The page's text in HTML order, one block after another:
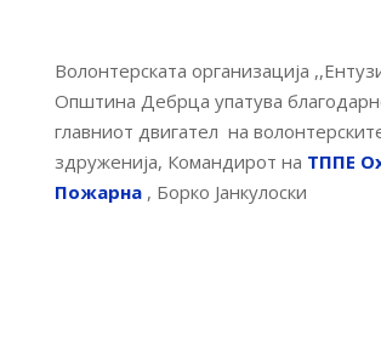
Волонтерската организација
Општина Дебрца упатува
главниот двигател на
здруженија, Командирот на ТППЕ
Пожарна, Борко Јанкулоски